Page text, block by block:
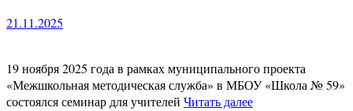
21.11.2025
19 ноября 2025 года в рамках муниципального проекта
«Межшкольная методическая служба» в МБОУ «Школа № 59»
состоялся семинар для учителей Читать далее